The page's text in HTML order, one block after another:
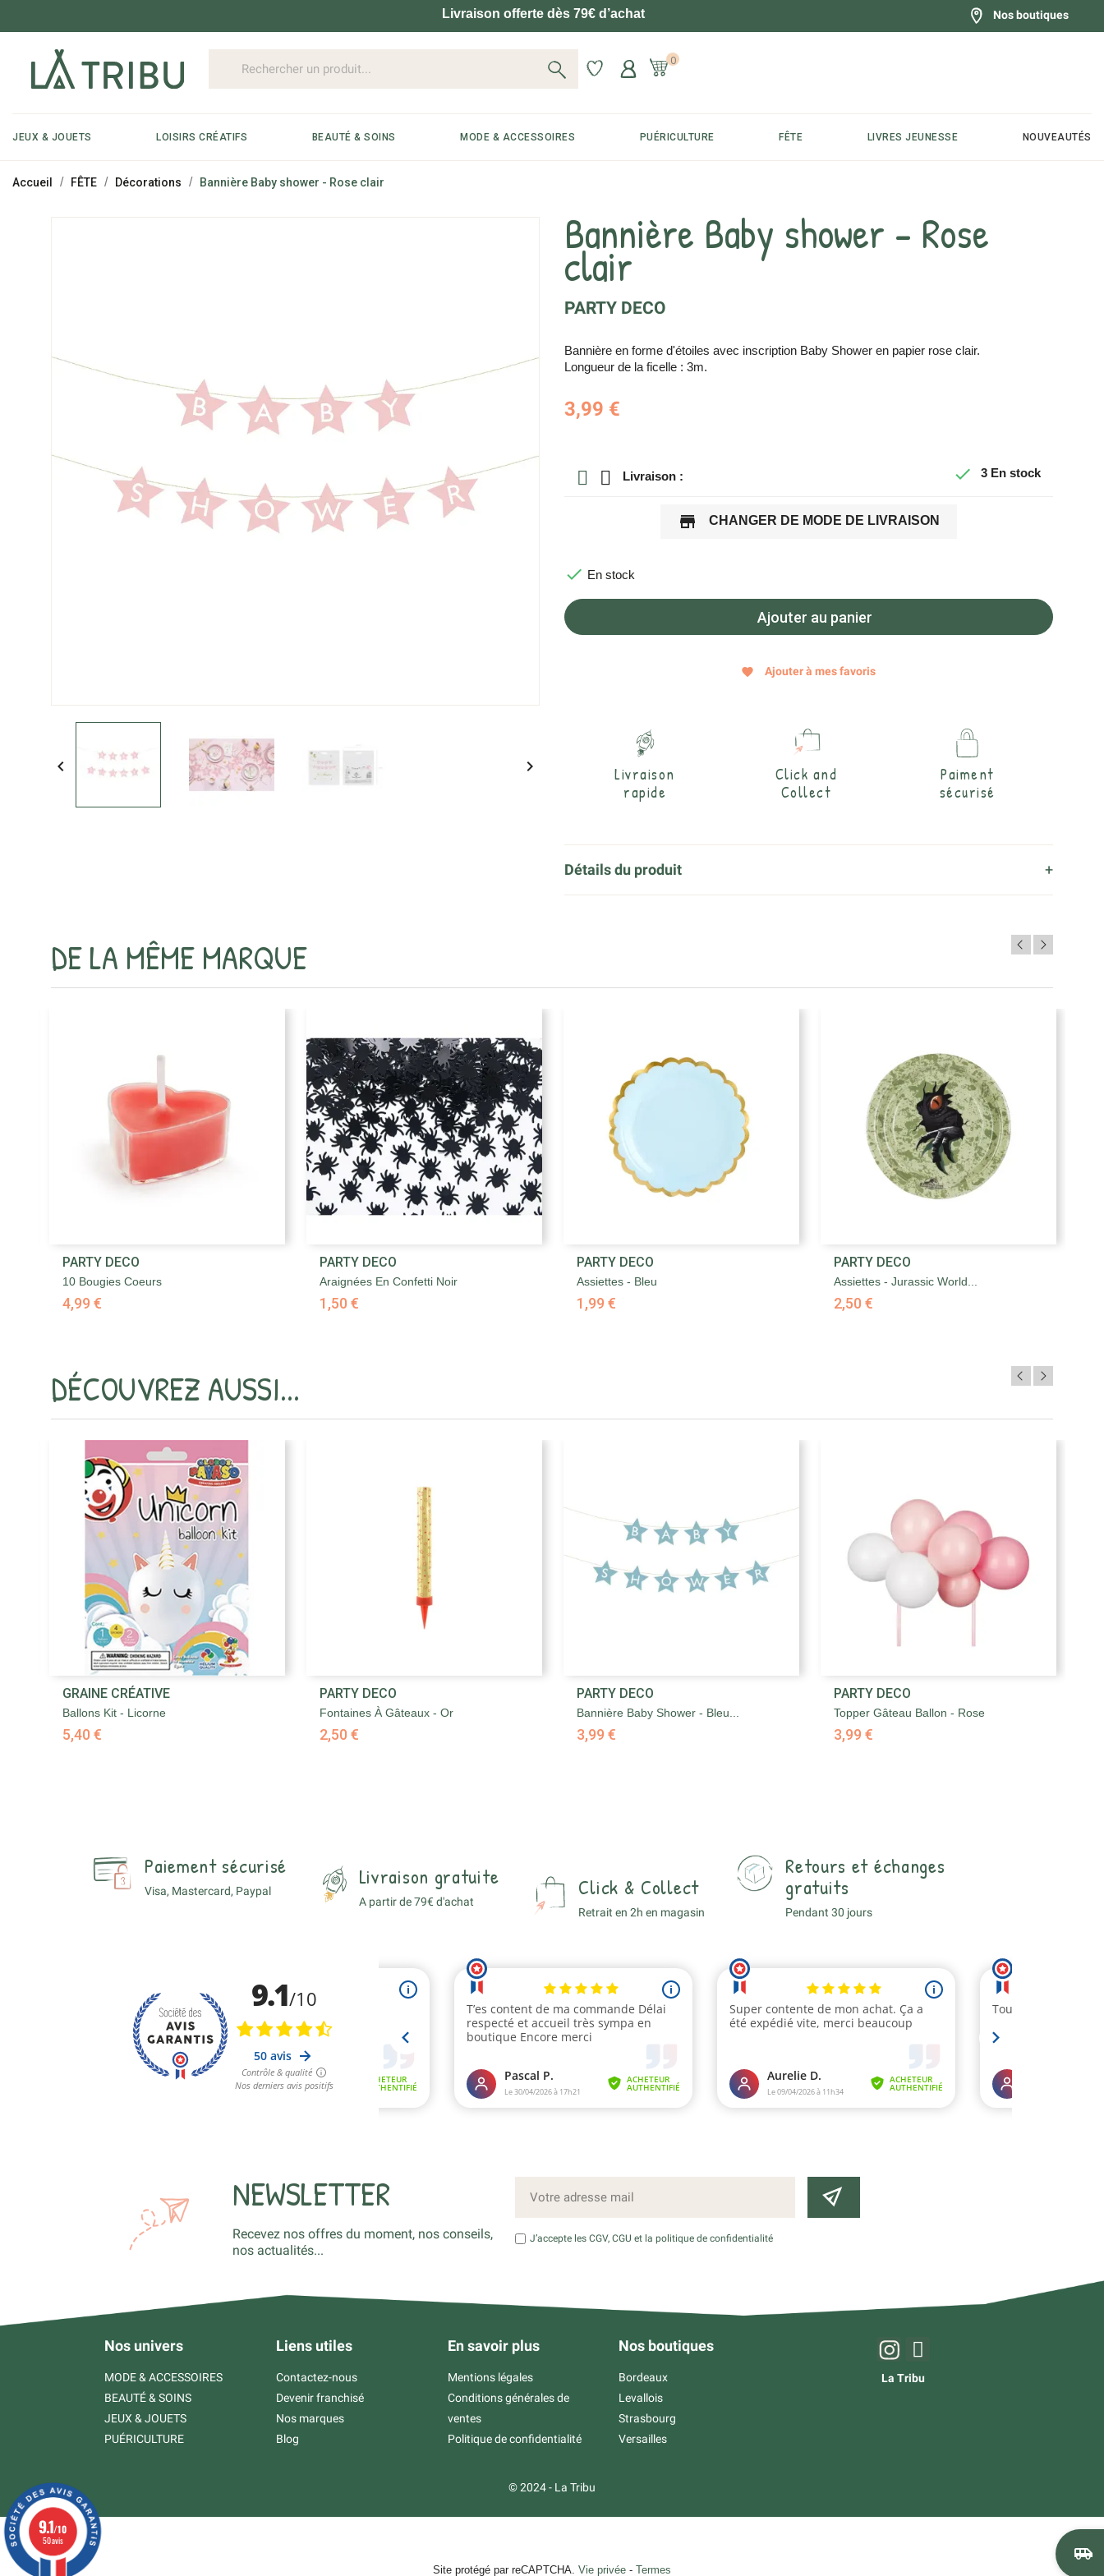
Livraison offerte dès 79€ d’achat Nos boutiques
0
JEUX & JOUETS LOISIRS CRÉATIFS BEAUTÉ & SOINS MODE & ACCESSOIRES PUÉRICULTURE FÊTE LIVRES JEUNESSE NOUVEAUTÉS
Accueil FÊTE Décorations Bannière Baby shower - Rose clair
 
Bannière Baby shower - Rose
clair
PARTY DECO
Bannière en forme d'étoiles avec inscription Baby Shower en papier rose clair.
Longueur de la ficelle : 3m.
3,99 €
Livraison :  3 En stock
store CHANGER DE MODE DE LIVRAISON
 En stock
Ajouter au panier
favorite Ajouter à mes favoris
Livraison
rapide
Click and
Collect
Paiment
sécurisé
Détails du produit
DE LA MÊME MARQUE
Aperçu rapide
PARTY DECO
10 Bougies Coeurs
4,99 €
Aperçu rapide
PARTY DECO
Araignées En Confetti Noir
1,50 €
Aperçu rapide
PARTY DECO
Assiettes - Bleu
1,99 €
Aperçu rapide
PARTY DECO
Assiettes - Jurassic World...
2,50 €
DÉCOUVREZ AUSSI...
Aperçu rapide
GRAINE CRÉATIVE
Ballons Kit - Licorne
5,40 €
Aperçu rapide
PARTY DECO
Fontaines À Gâteaux - Or
2,50 €
Aperçu rapide
PARTY DECO
Bannière Baby Shower - Bleu...
3,99 €
Aperçu rapide
PARTY DECO
Topper Gâteau Ballon - Rose
3,99 €
Paiement sécurisé
Visa, Mastercard, Paypal
Livraison gratuite
A partir de 79€ d'achat
Click & Collect
Retrait en 2h en magasin
Retours et échanges
gratuits
Pendant 30 jours
NEWSLETTER
Recevez nos offres du moment, nos conseils,
nos actualités...
J’accepte les CGV, CGU et la politique de confidentialité
Nos univers
MODE & ACCESSOIRES
BEAUTÉ & SOINS
JEUX & JOUETS
PUÉRICULTURE
Liens utiles
Contactez-nous
Devenir franchisé
Nos marques
Blog
En savoir plus
Mentions légales
Conditions générales de
ventes
Politique de confidentialité
Nos boutiques
Bordeaux
Levallois
Strasbourg
Versailles
La Tribu
© 2024 - La Tribu
Site protégé par reCAPTCHA. Vie privée - Termes
9.1/10
50 avis
airport_shuttle